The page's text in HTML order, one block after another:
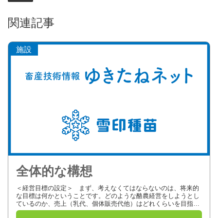
関連記事
施設
全体的な構想
＜経営目標の設定＞ まず、考えなくてはならないのは、将来的
な目標は何かということです。どのような酪農経営をしようとし
ているのか、売上（乳代、個体販売代他）はどれくらいを目指す
か等です。 乳代を設定すると、乳量、牛の頭数が決まってき